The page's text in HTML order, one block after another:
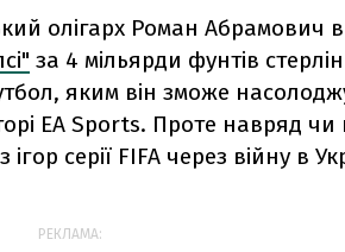
олігарх Роман Абрамович
за 4 мільярди фунтів
яким він зможе
EA Sports. Проте навряд чи
з ігор серії FIFA через війну в
РЕКЛАМА: